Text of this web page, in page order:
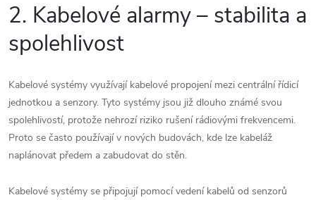
2. Kabelové alarmy – stabilita a
spolehlivost
Kabelové systémy využívají kabelové propojení mezi centrální řídicí
jednotkou a senzory. Tyto systémy jsou již dlouho známé svou
spolehlivostí, protože nehrozí riziko rušení rádiovými frekvencemi.
Proto se často používají v nových budovách, kde lze kabeláž
naplánovat předem a zabudovat do stěn.
Kabelové systémy se připojují pomocí vedení kabelů od senzorů